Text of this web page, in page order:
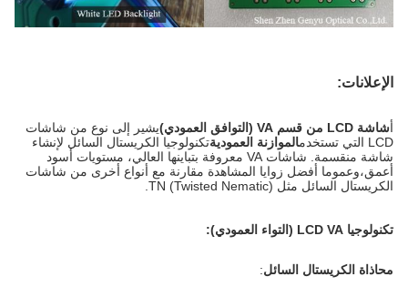
الإعلانات:
أشاشة LCD من قسم VA (التوافق العمودي)
يشير إلى نوع من شاشات
LCD التي تستخدم
الموازنة العموديةتكنولوجيا الكريستال السائل لإنشاء
شاشة منقسمة. شاشات VA معروفة بتباينها العالي، مستويات أسود
أعمق،وعموما أفضل زوايا المشاهدة مقارنة مع أنواع أخرى من شاشات
الكريستال السائل مثل TN (Twisted Nematic).
تكنولوجيا LCD VA (التواء العمودي) :
محاذاة الكريستال السائل: